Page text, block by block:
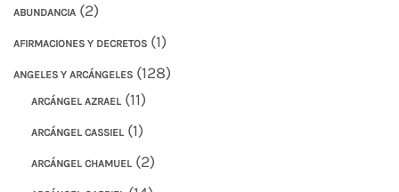
ABUNDANCIA (2)
AFIRMACIONES Y DECRETOS (1)
ANGELES Y ARCÁNGELES (128)
ARCÁNGEL AZRAEL (11)
ARCÁNGEL CASSIEL (1)
ARCÁNGEL CHAMUEL (2)